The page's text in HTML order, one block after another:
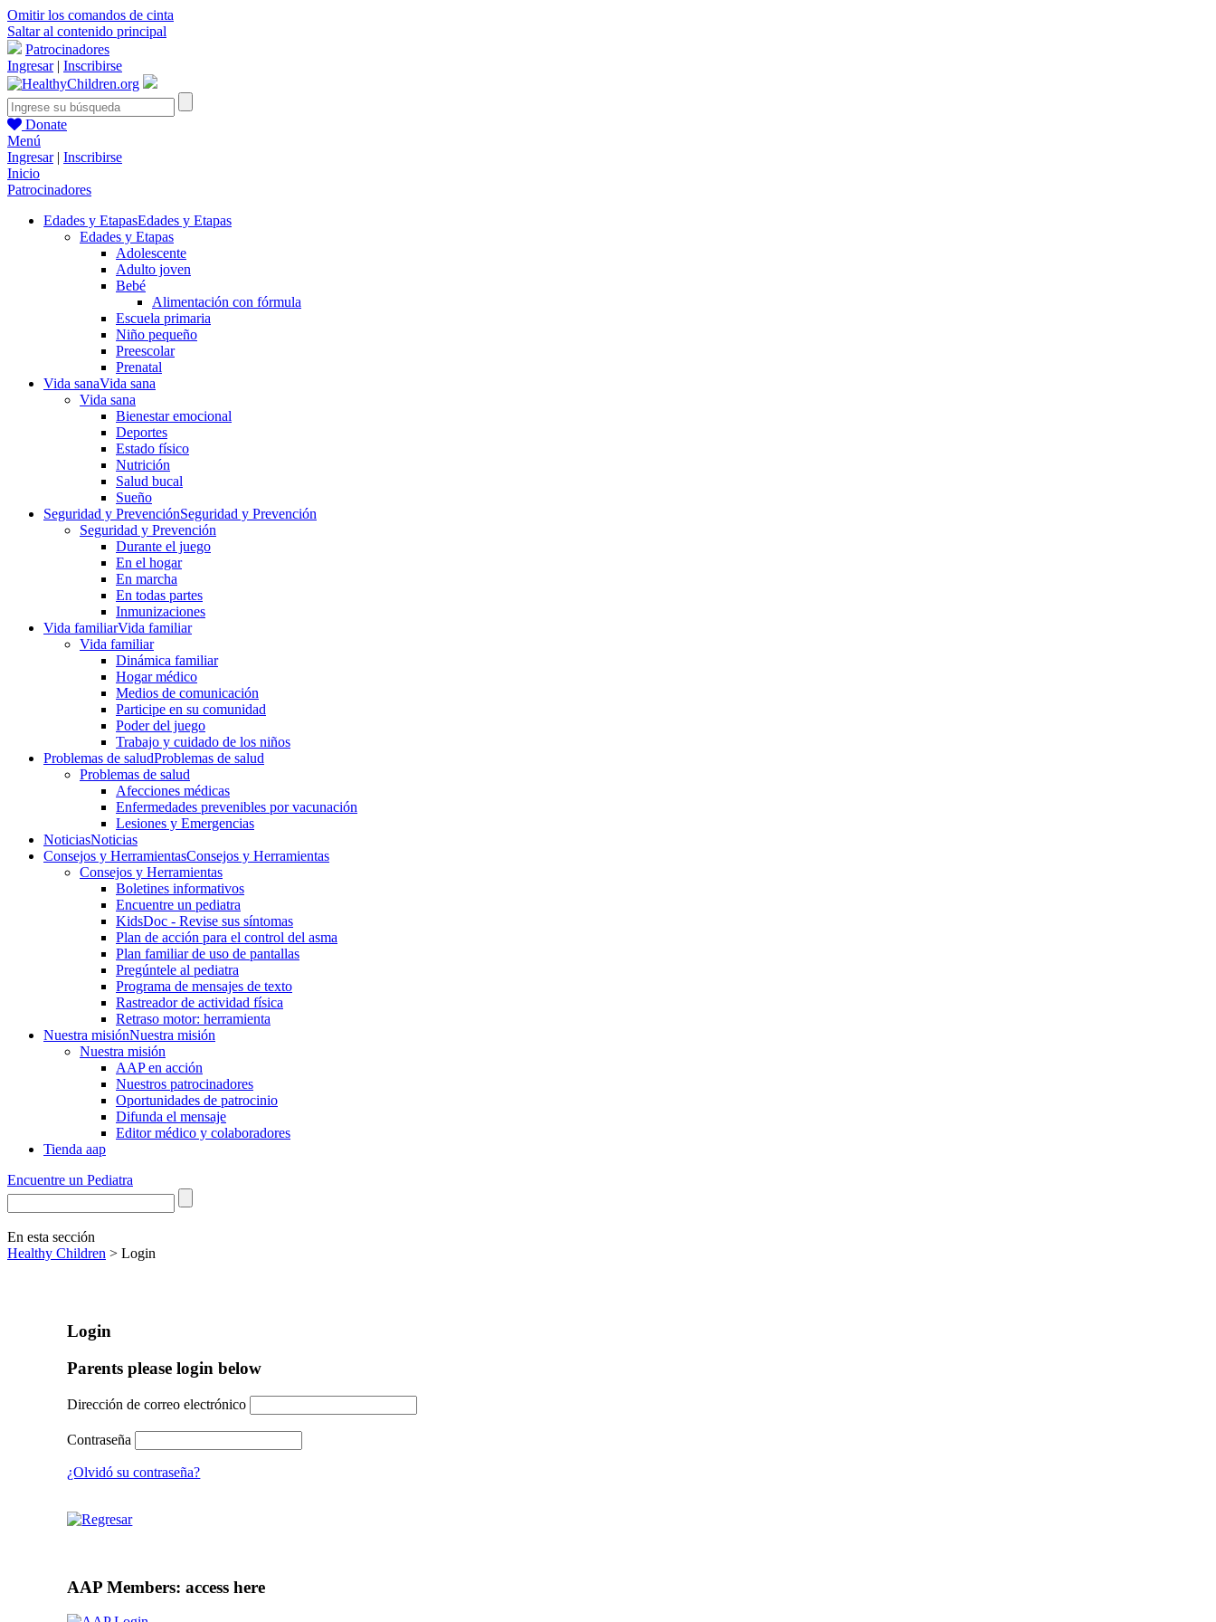
Omitir los comandos de cinta
Saltar al contenido principal
Patrocinadores
Ingresar| Inscribirse
Donate
Menú
Ingresar| Inscribirse
Inicio
Patrocinadores
Edades y EtapasEdades y Etapas
Edades y Etapas
Adolescente
Adulto joven
Bebé
Alimentación con fórmula
Escuela primaria
Niño pequeño
Preescolar
Prenatal
Vida sanaVida sana
Vida sana
Bienestar emocional
Deportes
Estado físico
Nutrición
Salud bucal
Sueño
Seguridad y PrevenciónSeguridad y Prevención
Seguridad y Prevención
Durante el juego
En el hogar
En marcha
En todas partes
Inmunizaciones
Vida familiarVida familiar
Vida familiar
Dinámica familiar
Hogar médico
Medios de comunicación
Participe en su comunidad
Poder del juego
Trabajo y cuidado de los niños
Problemas de saludProblemas de salud
Problemas de salud
Afecciones médicas
Enfermedades prevenibles por vacunación
Lesiones y Emergencias
NoticiasNoticias
Consejos y HerramientasConsejos y Herramientas
Consejos y Herramientas
Boletines informativos
Encuentre un pediatra
KidsDoc - Revise sus síntomas
Plan de acción para el control del asma
Plan familiar de uso de pantallas
Pregúntele al pediatra
Programa de mensajes de texto
Rastre​​ador de activida​d física
Retraso motor: herramienta
Nuestra misiónNuestra misión
Nuestra misión
AAP en acción
Nuestros patrocinadores
Oportunidades de patrocinio
Difunda el mensaje
Editor médico y colaboradores
Tienda aap
Encuentre un Pediatra
En esta sección
Healthy Children > Login
Login
Parents please login below
Dirección de correo electrónico
Contraseña
¿Olvidó su contraseña?
AAP Members: access here